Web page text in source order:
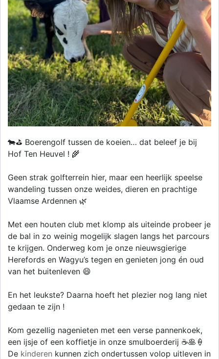
🐄⛳ Boerengolf tussen de koeien… dat beleef je bij
Hof Ten Heuvel ! 🌾
Geen strak golfterrein hier, maar een heerlijk speelse
wandeling tussen onze weides, dieren en prachtige
Vlaamse Ardennen 🌿
Met een houten club met klomp als uiteinde probeer je
de bal in zo weinig mogelijk slagen langs het parcours
te krijgen. Onderweg kom je onze nieuwsgierige
Herefords en Wagyu’s tegen en genieten jong én oud
van het buitenleven 😄
En het leukste? Daarna hoeft het plezier nog lang niet
gedaan te zijn !
Kom gezellig nagenieten met een verse pannenkoek,
een ijsje of een koffietje in onze smulboerderij ☕🥞🍦
De kinderen kunnen zich ondertussen volop uitleven in